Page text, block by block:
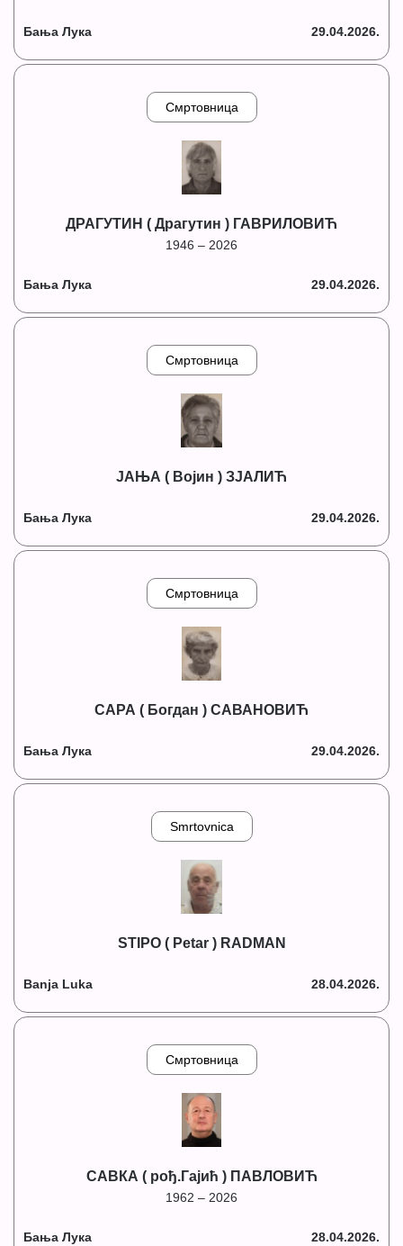
Бања Лука 29.04.2026.
Смртовница
ДРАГУТИН ( Драгутин ) ГАВРИЛОВИЋ
1946 – 2026
Бања Лука 29.04.2026.
Смртовница
ЈАЊА ( Војин ) ЗЈАЛИЋ
Бања Лука 29.04.2026.
Смртовница
САРА ( Богдан ) САВАНОВИЋ
Бања Лука 29.04.2026.
Smrtovnica
STIPO ( Petar ) RADMAN
Banja Luka 28.04.2026.
Смртовница
САВКА ( рођ.Гајић ) ПАВЛОВИЋ
1962 – 2026
Бања Лука 28.04.2026.